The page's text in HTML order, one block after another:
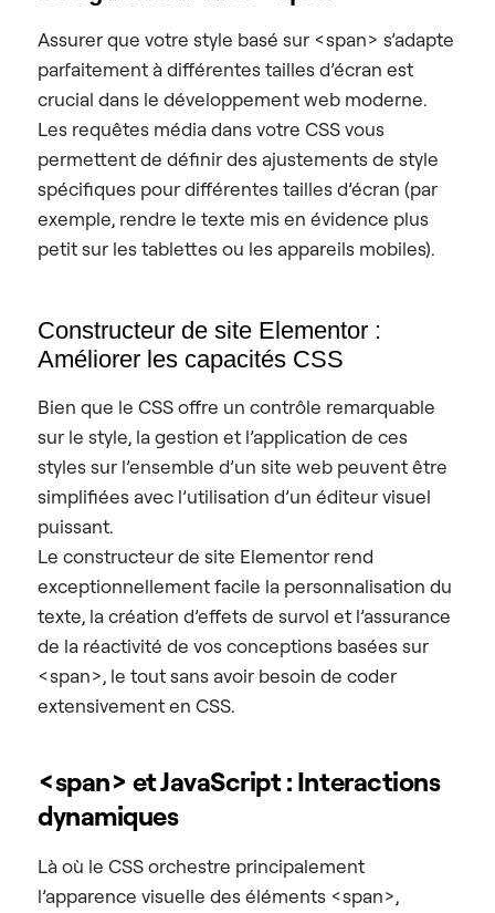
Assurer que votre style basé sur <span> s’adapte
parfaitement à différentes tailles d’écran est
crucial dans le développement web moderne.
Les requêtes média dans votre CSS vous
permettent de définir des ajustements de style
spécifiques pour différentes tailles d’écran (par
exemple, rendre le texte mis en évidence plus
petit sur les tablettes ou les appareils mobiles).
Constructeur de site Elementor :
Améliorer les capacités CSS
Bien que le CSS offre un contrôle remarquable
sur le style, la gestion et l’application de ces
styles sur l’ensemble d’un site web peuvent être
simplifiées avec l’utilisation d’un éditeur visuel
puissant.
Le constructeur de site Elementor rend
exceptionnellement facile la personnalisation du
texte, la création d’effets de survol et l’assurance
de la réactivité de vos conceptions basées sur
<span>, le tout sans avoir besoin de coder
extensivement en CSS.
<span> et JavaScript : Interactions
dynamiques
Là où le CSS orchestre principalement
l’apparence visuelle des éléments <span>,